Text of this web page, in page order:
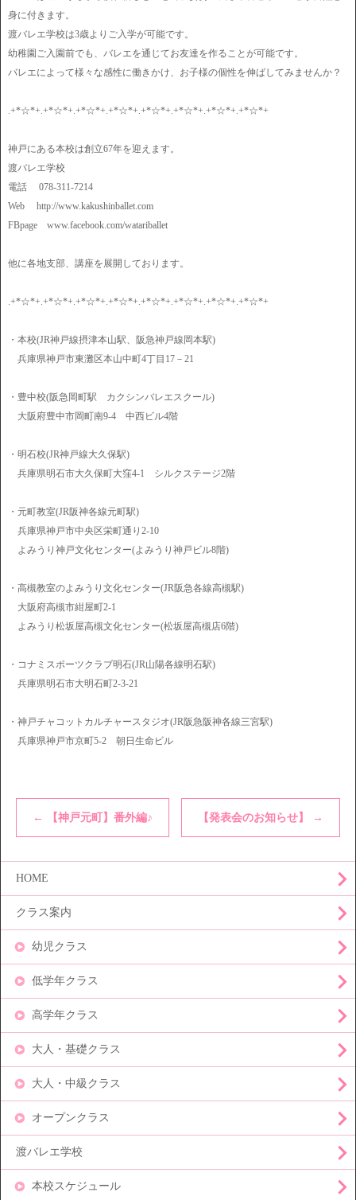
身に付きます。
渡バレエ学校は3歳よりご入学が可能です。
幼稚園ご入園前でも、バレエを通じてお友達を作ることが可能です。
バレエによって様々な感性に働きかけ、お子様の個性を伸ばしてみませんか？
.+*☆*+.+*☆*+.+*☆*+.+*☆*+.+*☆*+.+*☆*+.+*☆*+.+*☆*+
神戸にある本校は創立67年を迎えます。
渡バレエ学校
電話 078-311-7214
Web http://www.kakushinballet.com
FBpage www.facebook.com/watariballet
他に各地支部、講座を展開しております。
.+*☆*+.+*☆*+.+*☆*+.+*☆*+.+*☆*+.+*☆*+.+*☆*+.+*☆*+
・本校(JR神戸線摂津本山駅、阪急神戸線岡本駅)
兵庫県神戸市東灘区本山中町4丁目17－21
・豊中校(阪急岡町駅 カクシンバレエスクール)
大阪府豊中市岡町南9-4 中西ビル4階
・明石校(JR神戸線大久保駅)
兵庫県明石市大久保町大窪4-1 シルクステージ2階
・元町教室(JR阪神各線元町駅)
兵庫県神戸市中央区栄町通り2-10
よみうり神戸文化センター(よみうり神戸ビル8階)
・高槻教室のよみうり文化センター(JR阪急各線高槻駅)
大阪府高槻市紺屋町2-1
よみうり松坂屋高槻文化センター(松坂屋高槻店6階)
・コナミスポーツクラブ明石(JR山陽各線明石駅)
兵庫県明石市大明石町2-3-21
・神戸チャコットカルチャースタジオ(JR阪急阪神各線三宮駅)
兵庫県神戸市京町5-2 朝日生命ビル
← 【神戸元町】番外編♪ 【発表会のお知らせ】 →
HOME
クラス案内
幼児クラス
低学年クラス
高学年クラス
大人・基礎クラス
大人・中級クラス
オープンクラス
渡バレエ学校
本校スケジュール